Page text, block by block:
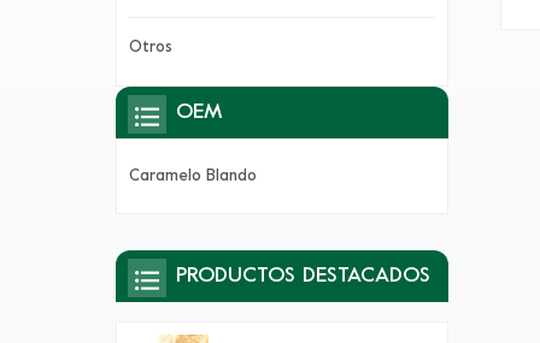
Otros
OEM
Caramelo Blando
PRODUCTOS DESTACADOS